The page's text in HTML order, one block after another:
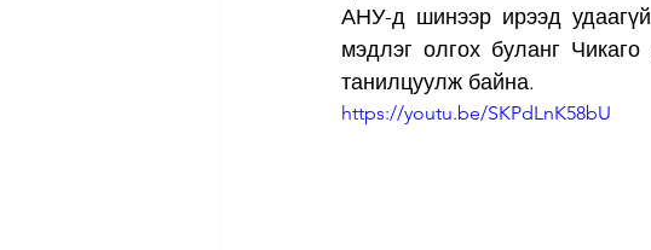
АНУ-д шинээр ирээд
мэдлэг олгох буланг Чикаго
танилцуулж байна.
https://youtu.be/SKPdLnK58bU